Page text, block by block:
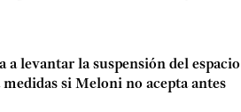
a levantar la suspensión del espacio
medidas si Meloni no acepta antes